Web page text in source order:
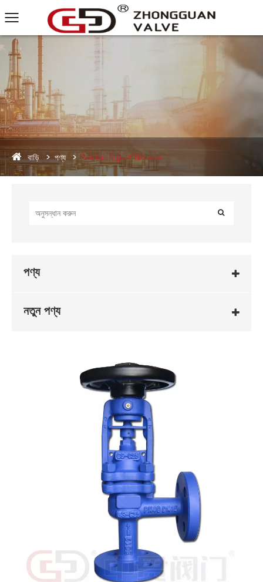
বাড়ি পণ্য ডিআইএন স্ট্যান্ডার্ড শিল্প ভালভ
পণ্য
নতুন পণ্য